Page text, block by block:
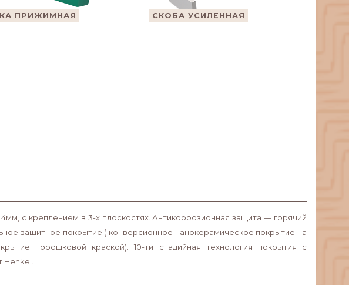
ПРИЖИМНАЯ СКОБА УСИЛЕННАЯ
с креплением в 3-х плоскостях. Антикоррозионная защита — горячий
защитное покрытие ( конверсионное нанокерамическое покрытие на
порошковой краской). 10-ти стадийная технология покрытия с
Henkel.